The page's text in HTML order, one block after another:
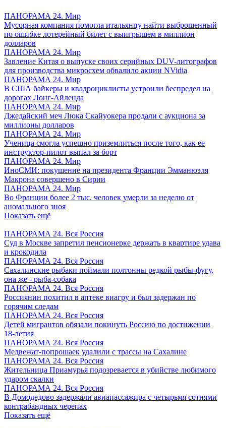
ПАНОРАМА 24. Мир
Мусорная компания помогла итальянцу найти выброшенный
по ошибке лотерейный билет с выигрышем в миллион
долларов
ПАНОРАМА 24. Мир
Завление Китая о выпуске своих серийных DUV-литографов
для производства микросхем обвалило акции NVidia
ПАНОРАМА 24. Мир
В США байкеры и квадроциклисты устроили беспредел на
дорогах Лонг-Айленда
ПАНОРАМА 24. Мир
Джедайский меч Люка Скайуокера продали с аукциона за
миллионы долларов
ПАНОРАМА 24. Мир
Ученица смогла успешно приземлиться после того, как ее
инструктор-пилот выпал за борт
ПАНОРАМА 24. Мир
ИноСМИ: покушение на президента Франции Эмманюэля
Макрона совершено в Сирии
ПАНОРАМА 24. Мир
Во Франции более 2 тыс. человек умерли за неделю от
аномального зноя
Показать ещё
ПАНОРАМА 24. Вся Россия
Суд в Москве запретил пенсионерке держать в квартире удава
и крокодила
ПАНОРАМА 24. Вся Россия
Сахалинские рыбаки поймали полтонны редкой рыбы-фугу,
она же - рыба-собака
ПАНОРАМА 24. Вся Россия
Россиянин похитил в аптеке виагру и был задержан по
горячим следам
ПАНОРАМА 24. Вся Россия
Детей мигрантов обязали покинуть Россию по достижении
18-летия
ПАНОРАМА 24. Вся Россия
Медвежат-попрошаек удалили с трассы на Сахалине
ПАНОРАМА 24. Вся Россия
Жительница Приамурья подозревается в убийстве любимого
ударом скалки
ПАНОРАМА 24. Вся Россия
В Домодедово задержали авиапассажира с четырьмя сотнями
контрабандных черепах
Показать ещё